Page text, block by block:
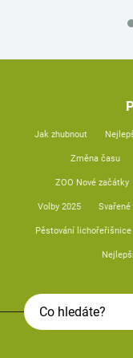
Jak zhubnout
Změna času
ZOO Nové začátky
Volby 2025 Svařené
Pěstování lichořeřišnice